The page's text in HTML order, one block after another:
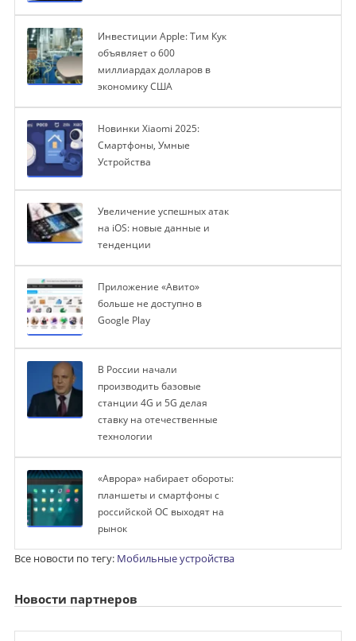
Инвестиции Apple: Тим Кук
объявляет о 600
миллиардах долларов в
экономику США
Новинки Xiaomi 2025:
Смартфоны, Умные
Устройства
Увеличение успешных атак
на iOS: новые данные и
тенденции
Приложение «Авито»
больше не доступно в
Google Play
В России начали
производить базовые
станции 4G и 5G делая
ставку на отечественные
технологии
«Аврора» набирает обороты:
планшеты и смартфоны с
российской ОС выходят на
рынок
Все новости по тегу: Мобильные устройства
Новости партнеров